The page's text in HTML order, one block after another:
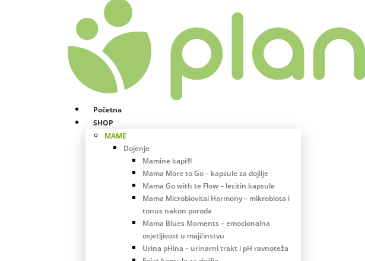
Početna
SHOP
MAME
Dojenje
Mamine kapi®
Mama More to Go – kapsule za dojilje
Mama Go with te Flow – lecitin kapsule
Mama Microbiovital Harmony – mikrobiota i
tonus nakon poroda
Mama Blues Moments – emocionalna
osjetljivost u majčinstvu
Urina pHina – urinarni trakt i pH ravnoteža